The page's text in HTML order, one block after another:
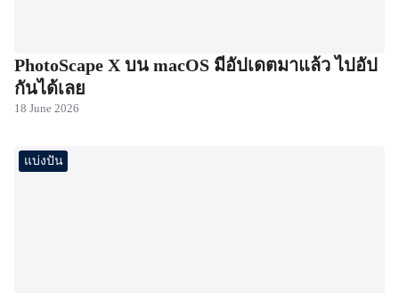
PhotoScape X บน macOS มีอัปเดตมาแล้ว ไปอัป
กันได้เลย
18 June 2026
แบ่งปัน